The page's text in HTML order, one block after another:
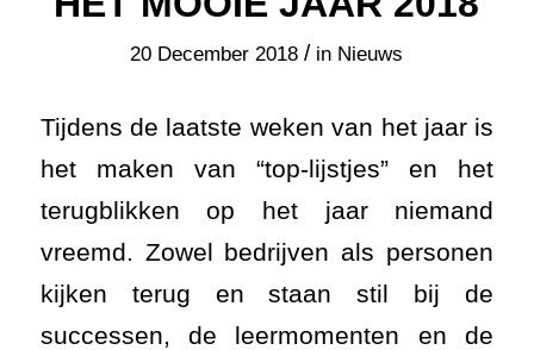
20 December 2018 / in Nieuws
Tijdens de laatste weken van het jaar is
het maken van “top-lijstjes” en het
terugblikken op het jaar niemand
vreemd. Zowel bedrijven als personen
kijken terug en staan stil bij de
successen, de leermomenten en de